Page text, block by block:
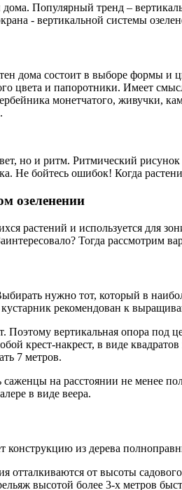
Популярный тренд –
- вертикальной системы
дома состоит в выборе формы и
цвета и папоротники. Имеет
монетчатого,
но и ритм. Ритмический
Не бойтесь ошибок! Когда
озеленении
растений и используется для
Тогда рассмотрим
нужно тот, который в
рекомендован к
Поэтому вертикальная опора
крест-накрест, в виде
7 метров.
на расстоянии не менее
в виде веера.
конструкцию из дерева
отталкиваются от высоты
высотой более 3-х метров